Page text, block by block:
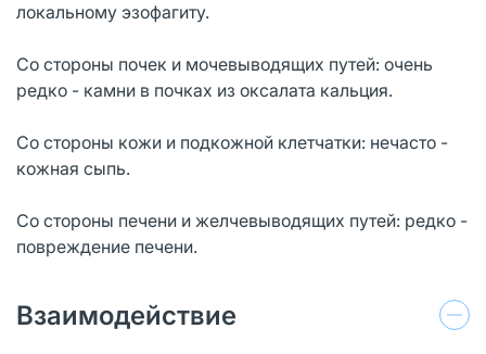
локальному эзофагиту.
Со стороны почек и мочевыводящих путей: очень
редко - камни в почках из оксалата кальция.
Со стороны кожи и подкожной клетчатки: нечасто -
кожная сыпь.
Со стороны печени и желчевыводящих путей: редко -
повреждение печени.
Взаимодействие